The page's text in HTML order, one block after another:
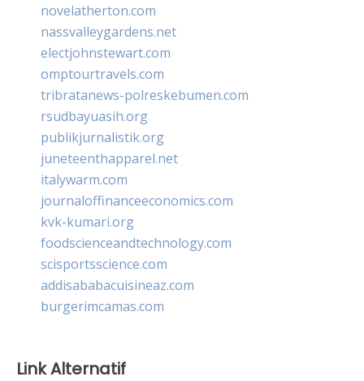
novelatherton.com
nassvalleygardens.net
electjohnstewart.com
omptourtravels.com
tribratanews-polreskebumen.com
rsudbayuasih.org
publikjurnalistik.org
juneteenthapparel.net
italywarm.com
journaloffinanceeconomics.com
kvk-kumari.org
foodscienceandtechnology.com
scisportsscience.com
addisababacuisineaz.com
burgerimcamas.com
Link Alternatif